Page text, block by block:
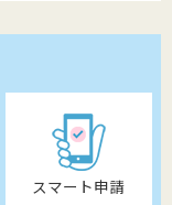
スマート申請